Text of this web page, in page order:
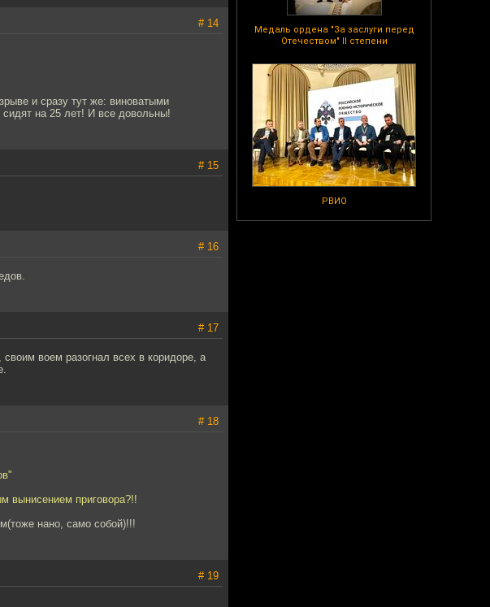
Медаль ордена "За заслуги перед
Отечеством" II степени
РВИО
# 14
и сразу тут же: виноватыми
на 25 лет! И все довольны!
# 15
# 16
# 17
воем разогнал всех в коридоре, а
# 18
вынисением приговора?!!
нано, само собой)!!!
# 19